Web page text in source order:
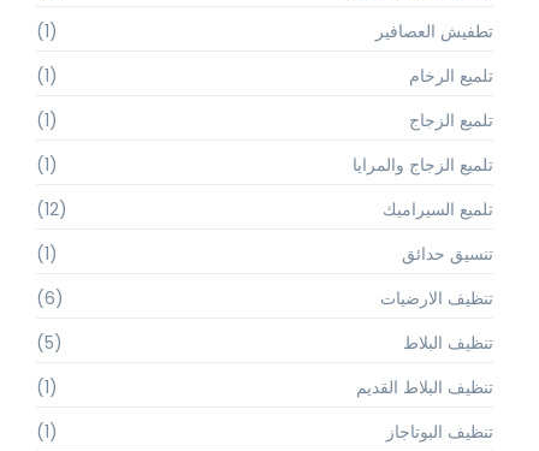
تطفيش العصافير
(1)
تلميع الرخام
(1)
تلميع الزجاج
(1)
تلميع الزجاج والمرايا
(1)
تلميع السيراميك
(12)
تنسيق حدائق
(1)
تنظيف الارضيات
(6)
تنظيف البلاط
(5)
تنظيف البلاط القديم
(1)
تنظيف البوتاجاز
(1)